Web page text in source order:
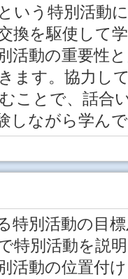
いう特別活動
換を駆使して
活動の重要性
ます。協力し
ことで、話合
しながら学ん
特別活動の目
特別活動を説
活動の位置付